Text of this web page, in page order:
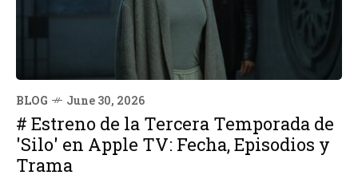
BLOG June 30, 2026
# Estreno de la Tercera Temporada de
'Silo' en Apple TV: Fecha, Episodios y
Trama